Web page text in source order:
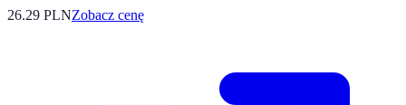
26.29 PLNZobacz cenę